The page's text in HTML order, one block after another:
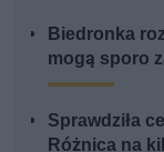
Biedronka
mogą sporo
Sprawdziła
Różnica na